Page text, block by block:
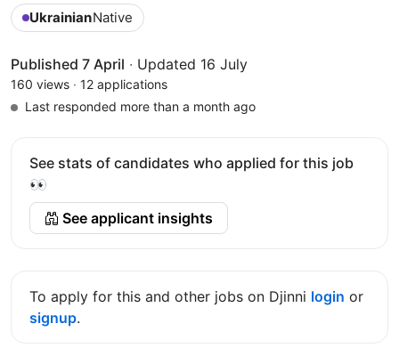
UkrainianNative
Published 7 April · Updated 16 July
160 views · 12 applications
Last responded more than a month ago
See stats of candidates who applied for this job
👀
See applicant insights
To apply for this and other jobs on Djinni login or
signup.